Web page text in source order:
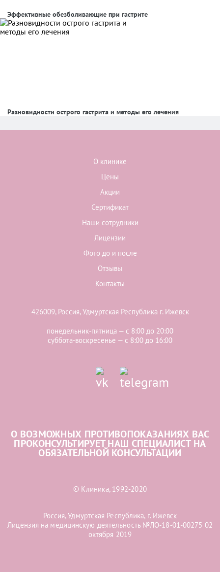
Эффективные обезболивающие при гастрите
Разновидности острого гастрита и методы его лечения
О клинике
Цены
Акции
Сертификат
Наши сотрудники
Лицензии
Фото до и после
Отзывы
Контакты
426009, Россия, Удмуртская Республика г. Ижевск
понедельник-пятница — с 8:00 до 20:00
суббота-воскресенье — с 8:00 до 16:00
О ВОЗМОЖНЫХ ПРОТИВОПОКАЗАНИЯХ ВАС
ПРОКОНСУЛЬТИРУЕТ НАШ СПЕЦИАЛИСТ НА
ОБЯЗАТЕЛЬНОЙ КОНСУЛЬТАЦИИ
© Клиника, 1992-2020
Россия, Удмуртская Республика, г. Ижевск
Лицензия на медицинскую деятельность №ЛО-18-01-00275 02
октября 2019